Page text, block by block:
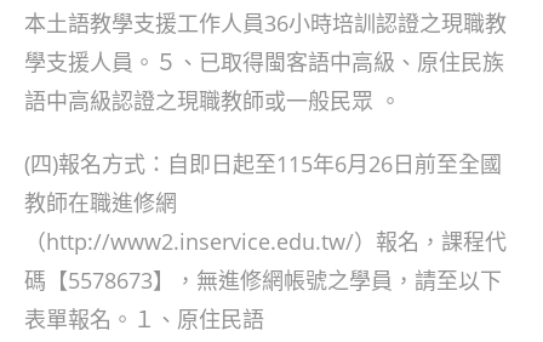
本土語教學支援工作人員36小時培訓認證之現職教
學支援人員。５、已取得閩客語中高級、原住民族
語中高級認證之現職教師或一般民眾 。
(四)報名方式：自即日起至115年6月26日前至全國
教師在職進修網
（http://www2.inservice.edu.tw/）報名，課程代
碼【5578673】，無進修網帳號之學員，請至以下
表單報名。１、原住民語